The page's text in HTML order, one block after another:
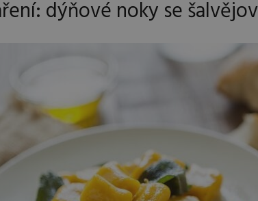
dýňové noky se